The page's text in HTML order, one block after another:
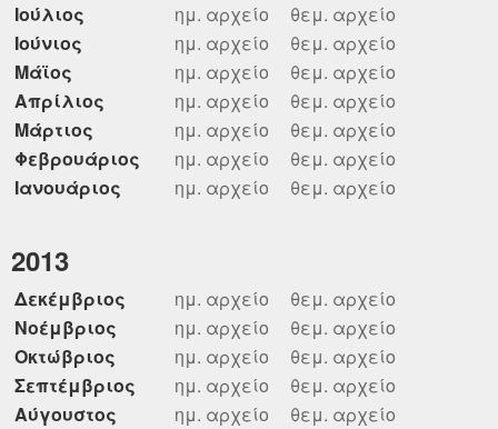
Ιούλιος
ημ. αρχείο
θεμ. αρχείο
Ιούνιος
ημ. αρχείο
θεμ. αρχείο
Μάϊος
ημ. αρχείο
θεμ. αρχείο
Απρίλιος
ημ. αρχείο
θεμ. αρχείο
Μάρτιος
ημ. αρχείο
θεμ. αρχείο
Φεβρουάριος
ημ. αρχείο
θεμ. αρχείο
Ιανουάριος
ημ. αρχείο θεμ. αρχείο
2013
Δεκέμβριος ημ. αρχείο
θεμ. αρχείο
Νοέμβριος
ημ. αρχείο
θεμ. αρχείο
Οκτώβριος
ημ. αρχείο
θεμ. αρχείο
Σεπτέμβριος
ημ. αρχείο
θεμ. αρχείο
Αύγουστος
ημ. αρχείο
θεμ. αρχείο